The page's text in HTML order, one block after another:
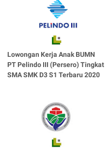
Lowongan Kerja Anak BUMN
PT Pelindo III (Persero) Tingkat
SMA SMK D3 S1 Terbaru 2020